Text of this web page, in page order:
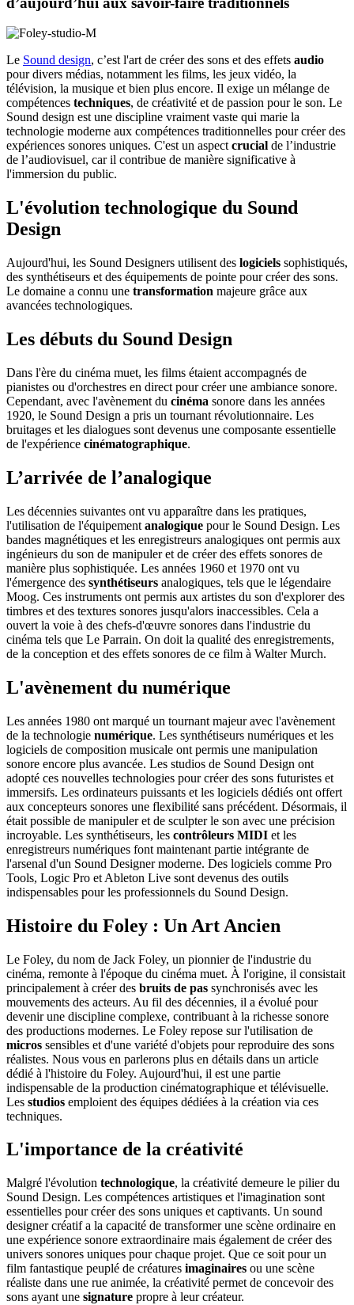
Le Sound design, c’est l'art de créer des sons et des effets audio
pour divers médias, notamment les films, les jeux vidéo, la
télévision, la musique et bien plus encore. Il exige un mélange de
compétences techniques, de créativité et de passion pour le son. Le
Sound design est une discipline vraiment vaste qui marie la
technologie moderne aux compétences traditionnelles pour créer des
expériences sonores uniques. C'est un aspectcrucial de l’industrie
de l’audiovisuel, car il contribue de manière significative à
l'immersion du public.
L'évolution technologique du Sound
Design
Aujourd'hui, les Sound Designers utilisent des logiciels sophistiqués,
des synthétiseurs et des équipements de pointe pour créer des sons.
Le domaine a connu une transformation majeure grâce aux
avancées technologiques.
Les débuts du Sound Design
Dans l'ère du cinéma muet, les films étaient accompagnés de
pianistes ou d'orchestres en direct pour créer une ambiance sonore.
Cependant, avec l'avènement du cinéma sonore dans les années
1920, le Sound Design a pris un tournant révolutionnaire. Les
bruitages et les dialogues sont devenus une composante essentielle
de l'expérience cinématographique.
L’arrivée de l’analogique
Les décennies suivantes ont vu apparaître dans les pratiques,
l'utilisation de l'équipement analogique pour le Sound Design. Les
bandes magnétiques et les enregistreurs analogiques ont permis aux
ingénieurs du son de manipuler et de créer des effets sonores de
manière plus sophistiquée. Les années 1960 et 1970 ont vu
l'émergence des synthétiseurs analogiques, tels que le légendaire
Moog. Ces instruments ont permis aux artistes du son d'explorer des
timbres et des textures sonores jusqu'alors inaccessibles. Cela a
ouvert la voie à des chefs-d'œuvre sonores dans l'industrie du
cinéma tels que Le Parrain. On doit la qualité des enregistrements,
de la conception et des effets sonores de ce film à Walter Murch.
L'avènement du numérique
Les années 1980 ont marqué un tournant majeur avec l'avènement
de la technologie numérique. Les synthétiseurs numériques et les
logiciels de composition musicale ont permis une manipulation
sonore encore plus avancée. Les studios de Sound Design ont
adopté ces nouvelles technologies pour créer des sons futuristes et
immersifs. Les ordinateurs puissants et les logiciels dédiés ont offert
aux concepteurs sonores une flexibilité sans précédent. Désormais, il
était possible de manipuler et de sculpter le son avec une précision
incroyable. Les synthétiseurs, les contrôleurs MIDI et les
enregistreurs numériques font maintenant partie intégrante de
l'arsenal d'un Sound Designer moderne. Des logiciels comme Pro
Tools, Logic Pro et Ableton Live sont devenus des outils
indispensables pour les professionnels du Sound Design.
Histoire du Foley : Un Art Ancien
Le Foley, du nom de Jack Foley, un pionnier de l'industrie du
cinéma, remonte à l'époque du cinéma muet. À l'origine, il consistait
principalement à créer des bruits de pas synchronisés avec les
mouvements des acteurs. Au fil des décennies, il a évolué pour
devenir une discipline complexe, contribuant à la richesse sonore
des productions modernes. Le Foley repose sur l'utilisation de
micros sensibles et d'une variété d'objets pour reproduire des sons
réalistes. Nous vous en parlerons plus en détails dans un article
dédié à l'histoire du Foley. Aujourd'hui, il est une partie
indispensable de la production cinématographique et télévisuelle.
Les studios emploient des équipes dédiées à la création via ces
techniques.
L'importance de la créativité
Malgré l'évolution technologique, la créativité demeure le pilier du
Sound Design. Les compétences artistiques et l'imagination sont
essentielles pour créer des sons uniques et captivants. Un sound
designer créatif a la capacité de transformer une scène ordinaire en
une expérience sonore extraordinaire mais également de créer des
univers sonores uniques pour chaque projet. Que ce soit pour un
film fantastique peuplé de créatures imaginaires ou une scène
réaliste dans une rue animée, la créativité permet de concevoir des
sons ayant une signature propre à leur créateur.